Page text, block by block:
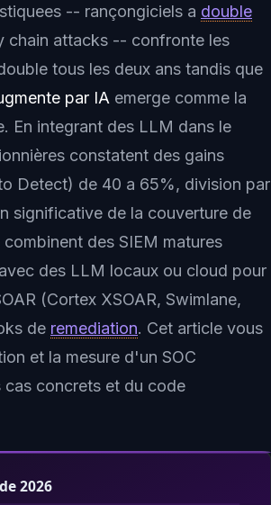
-- rançongiciels a double
chain attacks -- confronte les
tous les deux ans tandis que
par IA emerge comme la
En integrant des LLM dans le
constatent des gains
Detect) de 40 a 65%, division par
significative de la couverture de
des SIEM matures
des LLM locaux ou cloud pour
(Cortex XSOAR, Swimlane,
de remediation. Cet article vous
et la mesure d'un SOC
cas concrets et du code
2026